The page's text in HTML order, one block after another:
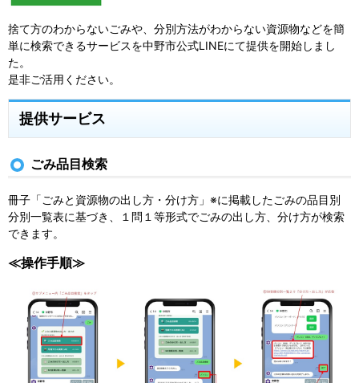
捨て方のわからないごみや、分別方法がわからない資源物などを簡
単に検索できるサービスを中野市公式LINEにて提供を開始しまし
た。
是非ご活用ください。
提供サービス
ごみ品目検索
冊子「ごみと資源物の出し方・分け方」 ※に掲載したごみの品目別
分​別一覧表に基づき、１問１等形式でごみの出し方、分け方が検索
できます。
≪操作手順≫